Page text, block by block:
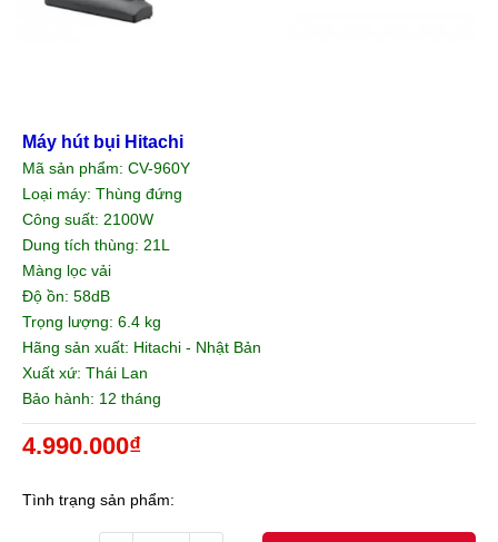
Máy hút bụi Hitachi
Mã sản phẩm: CV-960Y
Loại máy: Thùng đứng
Công suất: 2100W
Dung tích thùng: 21L
Màng lọc vải
Độ ồn: 58dB
Trọng lượng: 6.4 kg
Hãng sản xuất: Hitachi - Nhật Bản
Xuất xứ: Thái Lan
Bảo hành: 12 tháng
4.990.000₫
Tình trạng sản phẩm: